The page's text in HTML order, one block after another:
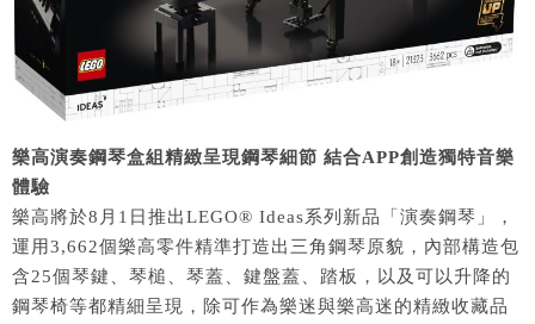
樂高演奏鋼琴盒組精緻呈現鋼琴細節 結合APP創造獨特音樂
體驗
樂高將於8月1日推出LEGO® Ideas系列新品「演奏鋼琴」，
運用3,662個樂高零件精準打造出三角鋼琴原貌，內部構造包
含25個琴鍵、琴槌、琴蓋、鍵盤蓋、踏板，以及可以升降的
鋼琴椅等都精細呈現，除可作為樂迷與樂高迷的精緻收藏品